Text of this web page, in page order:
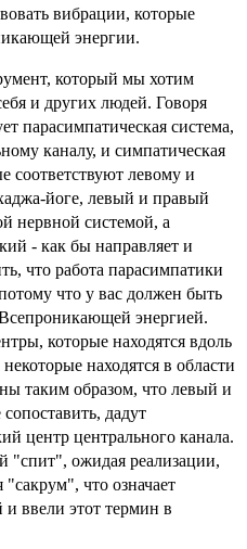
вибрации, которые
энергии.
который мы хотим
и других людей. Говоря
парасимпатическая система,
каналу, и симпатическая
соответствуют левому и
йоге, левый и правый
нервной системой, а
- как бы направляет и
что работа парасимпатики
что у вас должен быть
Всепроникающей энергией.
которые находятся вдоль
находятся в области
таким образом, что левый и
дадут
центр центрального канала.
"спит", ожидая реализации,
что означает
ввели этот термин в